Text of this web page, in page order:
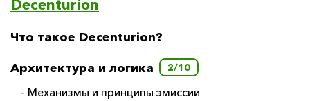
Decenturion
Что такое Decenturion?
Архитектура и логика 2/10
- Механизмы и принципы эмиссии